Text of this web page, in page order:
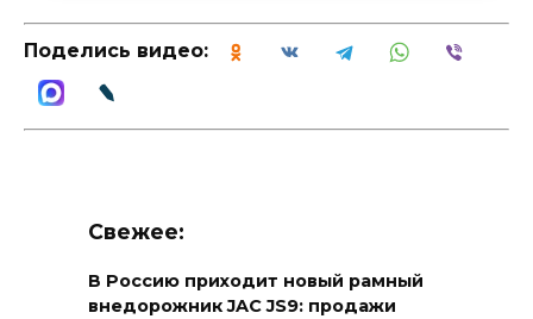
Поделись видео:
Свежее:
В Россию приходит новый рамный
внедорожник JAC JS9: продажи